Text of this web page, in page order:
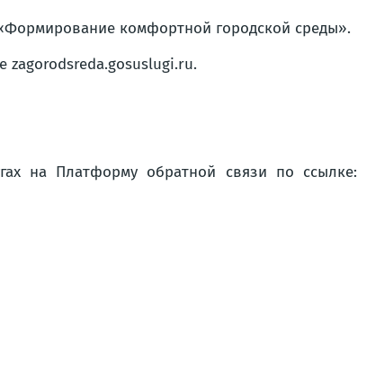
комфортной городской среды».
на Платформу обратной связи по ссылке: